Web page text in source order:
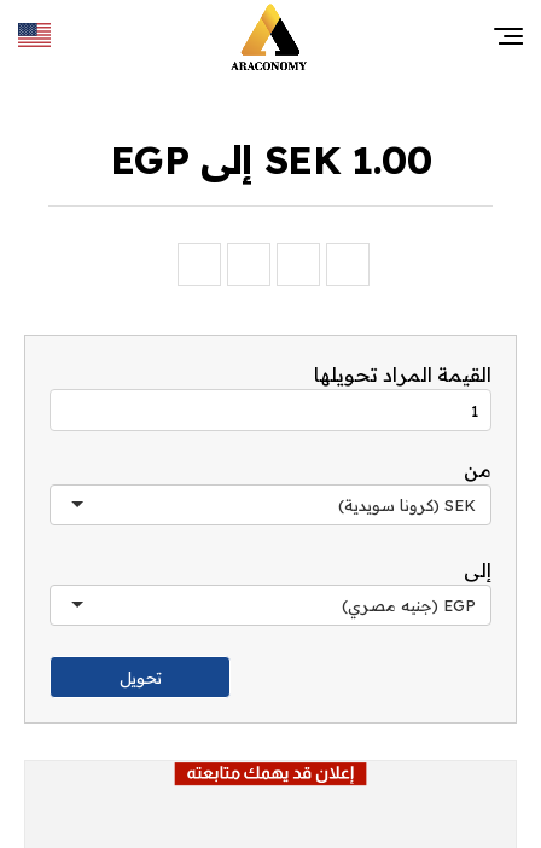
1.00 SEK إلى EGP
القيمة المراد تحويلها
من
SEK (كرونا سويدية)
إلى
EGP (جنيه مصري)